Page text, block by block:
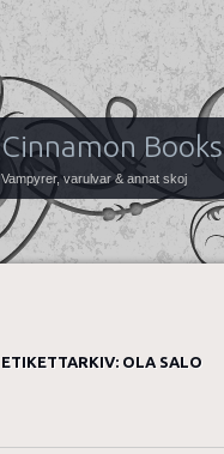
Cinnamon Books
Vampyrer, varulvar & annat skoj
ETIKETTARKIV: OLA SALO